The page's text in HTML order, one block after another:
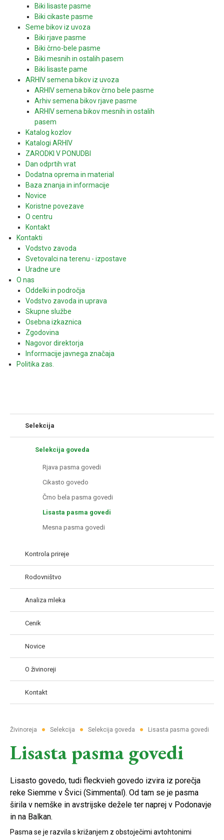
Biki lisaste pasme
Biki cikaste pasme
Seme bikov iz uvoza
Biki rjave pasme
Biki črno-bele pasme
Biki mesnih in ostalih pasem
Biki lisaste pame
ARHIV semena bikov iz uvoza
ARHIV semena bikov črno bele pasme
Arhiv semena bikov rjave pasme
ARHIV semena bikov mesnih in ostalih
pasem
Katalog kozlov
Katalogi ARHIV
ZARODKI V PONUDBI
Dan odprtih vrat
Dodatna oprema in material
Baza znanja in informacije
Novice
Koristne povezave
O centru
Kontakt
Kontakti
Vodstvo zavoda
Svetovalci na terenu - izpostave
Uradne ure
O nas
Oddelki in področja
Vodstvo zavoda in uprava
Skupne službe
Osebna izkaznica
Zgodovina
Nagovor direktorja
Informacije javnega značaja
Politika zas.
Selekcija
Selekcija goveda
Rjava pasma govedi
Cikasto govedo
Črno bela pasma govedi
Lisasta pasma govedi
Mesna pasma govedi
Kontrola prireje
Rodovništvo
Analiza mleka
Cenik
Novice
O živinoreji
Kontakt
Živinoreja ● Selekcija ● Selekcija goveda ● Lisasta pasma govedi
Lisasta pasma govedi
Lisasto govedo, tudi fleckvieh govedo izvira iz porečja
reke Siemme v Švici (Simmental). Od tam se je pasma
širila v nemške in avstrijske dežele ter naprej v Podonavje
in na Balkan.
Pasma se je razvila s križanjem z obstoječimi avtohtonimi